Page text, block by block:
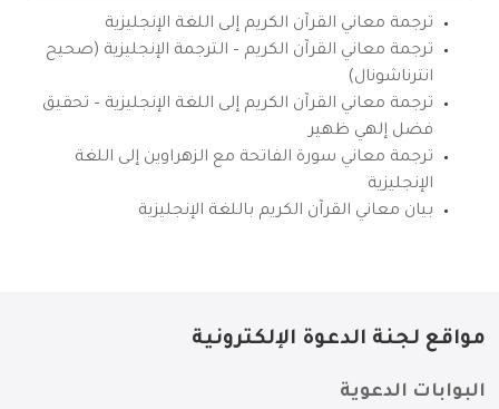
ترجمة معاني القرآن الكريم إلى اللغة الإنجليزية
ترجمة معاني القرآن الكريم – الترجمة الإنجليزية (صحيح
انترناشونال)
ترجمة معاني القرآن الكريم إلى اللغة الإنجليزية – تحقيق
فضل إلهي ظهير
ترجمة معاني سورة الفاتحة مع الزهراوين إلى اللغة
الإنجليزية
بيان معاني القرآن الكريم باللغة الإنجليزية
مواقع لجنة الدعوة الإلكترونية
البوابات الدعوية